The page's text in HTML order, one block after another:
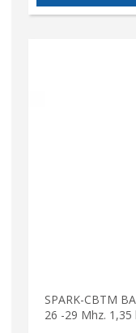
SPARK-CBTM
26 -29 Mhz. 1,35